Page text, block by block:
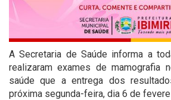
A Secretaria de Saúde informa a
realizaram exames de mamografia
saúde que a entrega dos
próxima segunda-feira, dia 6 de